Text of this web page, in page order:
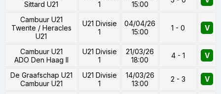
Sittard U21
1
15:00
Cambuur U21
Twente / Heracles
U21
U21 Divisie
1
04/04/26
15:00
1 - 0 V
Cambuur U21
ADO Den Haag II
U21 Divisie
1
21/03/26
18:00
4 - 1 V
De Graafschap U21
Cambuur U21
U21 Divisie
1
14/03/26
13:00
2 - 3 V